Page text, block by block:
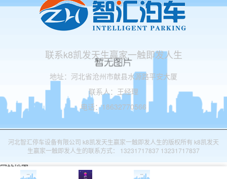
联系k8凯发天生赢家一触即发人生
地址：河北省沧州市献县水源路平安大厦
联系人：王经理
电话：18632770566
河北智汇停车设备有限公司 k8凯发天生赢家一触即发人生的版权所有 k8凯发天
生赢家一触即发人生的联系方式： 13231717837 13231717837
网站地图